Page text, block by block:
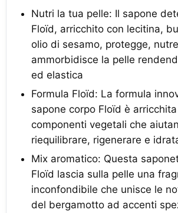
Nutri la tua pelle: Il sapone
Floïd, arricchito con lecitina,
olio di sesamo, protegge,
ammorbidisce la pelle
ed elastica
Formula Floïd: La formula
sapone corpo Floïd è
componenti vegetali che
riequilibrare, rigenerare e
Mix aromatico: Questa
Floïd lascia sulla pelle una
inconfondibile che unisce le
del bergamotto ad accenti